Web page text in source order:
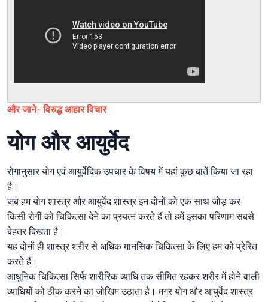
और जाने- विरुद्ध आहार विचार
योग और आयुर्वेद
रोगानुसार योग एवं आयुर्वेदिक उपचार के विषय में यहां कुछ बातें किया जा रहा
है।
जब हम योग शास्त्र और आयुर्वेद शास्त्र इन दोनों को एक साथ जोड़ कर
किसी रोगी को चिकित्सा देने का प्रयत्न करते हैं तो हमें इसका परिणाम सबसे
बेहतर दिखता है।
यह दोनों ही शास्त्र शरीर से अधिक मानसिक चिकित्सा के लिए हम को प्रेरित
करते हैं।
आधुनिक चिकित्सा सिर्फ शारीरिक व्याधि तक सीमित रहकर शरीर में होने वाली
व्याधियों को ठीक करने का जोखिम उठाता है। मगर योग और आयुर्वेद शास्त्र